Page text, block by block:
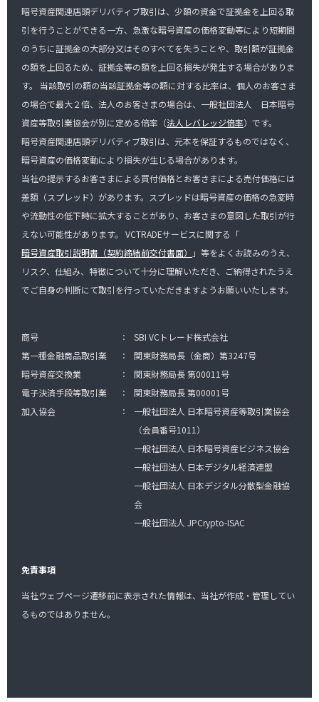
暗号資産関連店頭デリバティブ取引は、少額の資金で証拠金を上回る取
引を行うことができる一方、急激な暗号資産の価格変動等により短期間
のうちに証拠金の大部分又はそのすべてを失うことや、取引額が証拠金
の額を上回るため、証拠金等の額を上回る損失が発生する場合がありま
す。 当該取引の額の当該証拠金等の額に対する比率は、個人のお客さま
の場合で最大２倍、法人のお客さまの場合は、一般社団法人 日本暗号
資産等取引業協会が別に定める倍率（法人レバレッジ倍率）です。
暗号資産関連店頭デリバティブ取引は、元本を保証するものではなく、
暗号資産の価格変動により損失が生じる場合があります。
当社の提示するお客さまによる買付価格とお客さまによる売付価格には
差額（スプレッド）があります。スプレッドは暗号資産の価格の急変時
や流動性の低下時に拡大することがあり、お客さまの意図した取引が行
えない可能性があります。 VCTRADEサービスに関する「
暗号資産取引説明書（契約締結前交付書面）
」等をよくお読みのうえ、
リスク、仕組み、特徴について十分に理解いただき、ご納得されたうえ
でご自身の判断にて取引を行っていただきますようお願いいたします。
商号 ：
SBI VCトレード株式会社
第一種金融商品取引業
：
関東財務局長（金商）第3247号
暗号資産交換業
：
関東財務局長 第00011号
電子決済手段等取引業
：
関東財務局長 第00001号
加入協会
：
一般社団法人 日本暗号資産等取引業協会
（会員番号1011）
一般社団法人 日本暗号資産ビジネス協会
一般社団法人 日本デジタル経済連盟
一般社団法人 日本デジタル分散型金融協
会
一般社団法人 JPCrypto-ISAC
免責事項
当社ウェブページ遷移前に表示された情報は、当社が作成・管理してい
るものではありません。